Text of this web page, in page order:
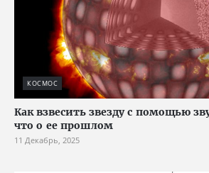
КОСМОС
Как взвесить звезду с помощью
что о ее прошлом
11 Декабрь, 2025